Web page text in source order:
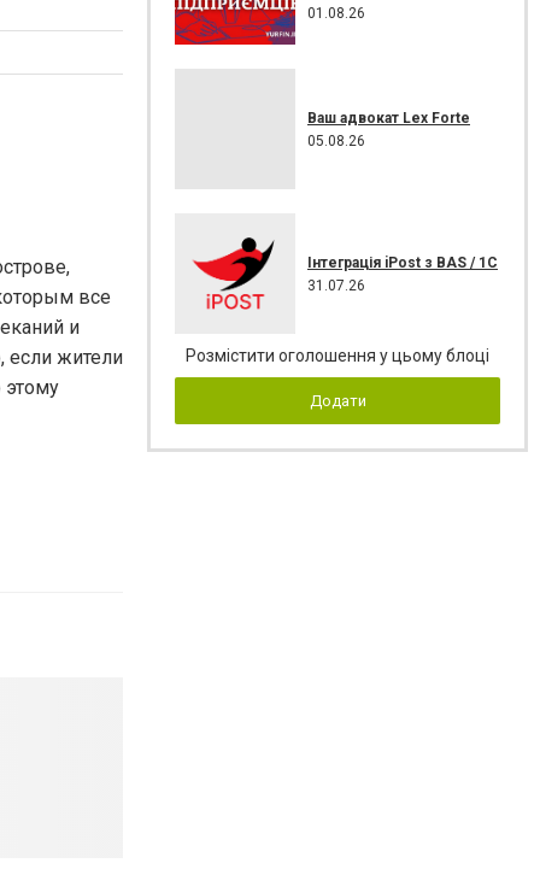
все
и
если жители
этому
01.08.26
Ваш адвокат Lex Forte
05.08.26
Інтеграція iPost з BAS / 1С
31.07.26
Розмістити оголошення у цьому блоці
Додати